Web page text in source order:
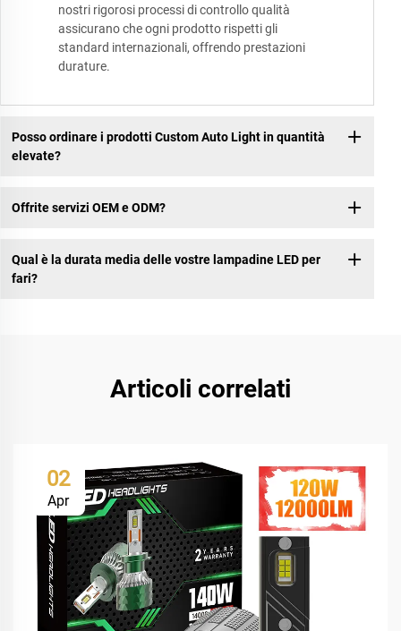
nostri rigorosi processi di controllo qualità
assicurano che ogni prodotto rispetti gli
standard internazionali, offrendo prestazioni
durature.
Posso ordinare i prodotti Custom Auto Light in quantità
elevate?
Offrite servizi OEM e ODM?
Qual è la durata media delle vostre lampadine LED per
fari?
Articoli correlati
02
Apr